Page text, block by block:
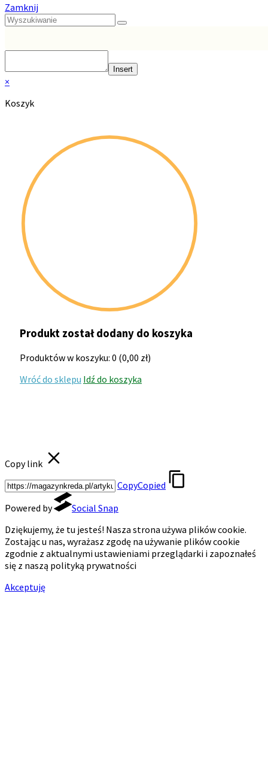
Zamknij
Insert
×
Koszyk
Produkt został dodany do koszyka
Produktów w koszyku: 0 (0,00 zł)
Wróć do sklepu Idź do koszyka
Copy link
CopyCopied
Powered by
Social Snap
Dziękujemy, że tu jesteś! Nasza strona używa plików cookie.
Zostając u nas, wyrażasz zgodę na używanie plików cookie
zgodnie z aktualnymi ustawieniami przeglądarki i zapoznałeś
się z naszą polityką prywatności
Akceptuję